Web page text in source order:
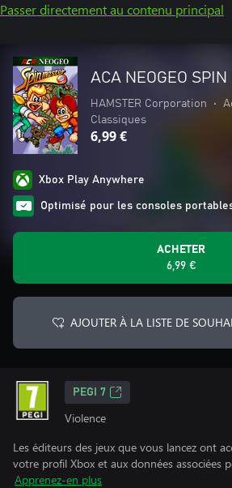
Passer directement au contenu principal
ACA NEOGEO SPIN
HAMSTER Corporation •
Classiques
6,99 €
Xbox Play Anywhere
Optimisé pour les consoles
ACHETER
6,99 €
AJOUTER À LA LISTE DE
PEGI 7
Violence
Les éditeurs des jeux que vous lancez ont
votre profil Xbox et aux données associées
Apprenez-en plus